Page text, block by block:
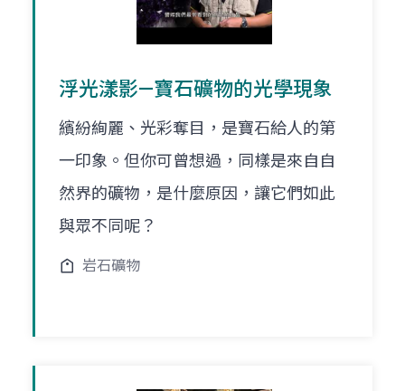
浮光漾影—寶石礦物的光學現象
繽紛絢麗、光彩奪目，是寶石給人的第
一印象。但你可曾想過，同樣是來自自
然界的礦物，是什麼原因，讓它們如此
與眾不同呢？
岩石礦物